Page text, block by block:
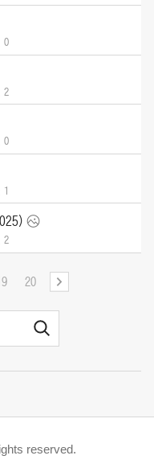
0
2
0
1
2
20
reserved.